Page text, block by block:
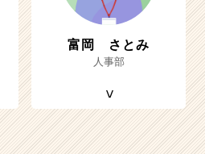
富岡 さとみ
人事部